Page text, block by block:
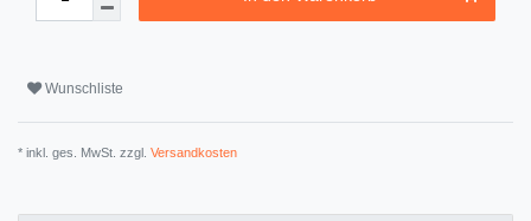
Wunschliste
* inkl. ges. MwSt. zzgl. Versandkosten